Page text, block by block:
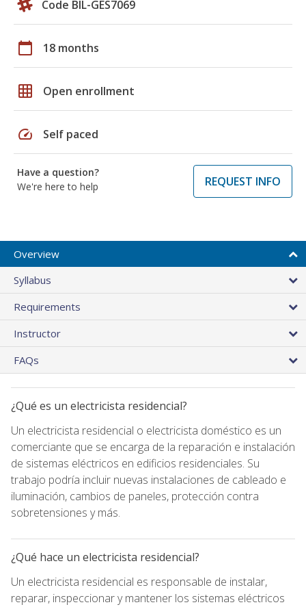
Code BIL-GES7069
calendar_today 18 months
grid_on Open enrollment
speed Self paced
Have a question?
We're here to help
REQUEST INFO
Overview
Syllabus
Requirements
Instructor
FAQs
¿Qué es un electricista residencial?
Un electricista residencial o electricista doméstico es un
comerciante que se encarga de la reparación e instalación
de sistemas eléctricos en edificios residenciales. Su
trabajo podría incluir nuevas instalaciones de cableado e
iluminación, cambios de paneles, protección contra
sobretensiones y más.
¿Qué hace un electricista residencial?
Un electricista residencial es responsable de instalar,
reparar, inspeccionar y mantener los sistemas eléctricos